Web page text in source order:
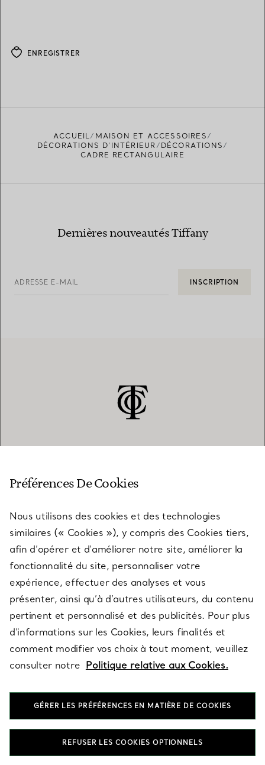
ENREGISTRER
ACCUEIL
MAISON ET ACCESSOIRES
DÉCORATIONS D'INTÉRIEUR
DÉCORATIONS
CADRE RECTANGULAIRE
Dernières nouveautés Tiffany
ADRESSE E-MAIL INSCRIPTION
SERVICES
À PROPOS
QUESTIONS LÉGALES
SUIVEZ-NOUS
T&Co. 2026
Préférences De Cookies
Nous utilisons des cookies et des technologies
similaires (« Cookies »), y compris des Cookies tiers,
afin d’opérer et d’améliorer notre site, améliorer la
fonctionnalité du site, personnaliser votre
expérience, effectuer des analyses et vous
présenter, ainsi qu’à d’autres utilisateurs, du contenu
pertinent et personnalisé et des publicités. Pour plus
d’informations sur les Cookies, leurs finalités et
comment modifier vos choix à tout moment, veuillez
consulter notre Politique relative aux Cookies.
GÉRER LES PRÉFÉRENCES EN MATIÈRE DE COOKIES
REFUSER LES COOKIES OPTIONNELS